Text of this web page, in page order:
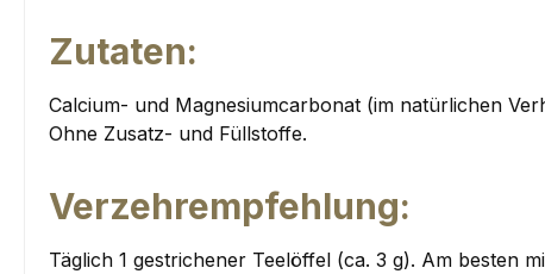
Zutaten:
Calcium- und Magnesiumcarbonat (im natürlichen
Ohne Zusatz- und Füllstoffe.
Verzehrempfehlung:
Täglich 1 gestrichener Teelöffel (ca. 3 g). Am besten